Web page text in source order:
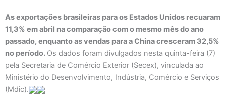
As exportações brasileiras para os Estados Unidos recuaram
11,3% em abril na comparação com o mesmo mês do ano
passado, enquanto as vendas para a China cresceram 32,5%
no período. Os dados foram divulgados nesta quinta-feira (7)
pela Secretaria de Comércio Exterior (Secex), vinculada ao
Ministério do Desenvolvimento, Indústria, Comércio e Serviços
(Mdic).